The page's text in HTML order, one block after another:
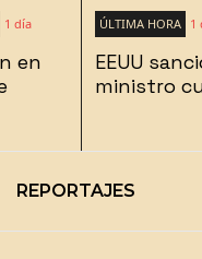
1 día
en
ÚLTIMA HORA 1
EEUU
ministro
REPORTAJES